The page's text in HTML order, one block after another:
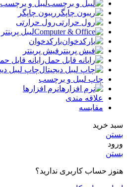
لیبل و برچسب
ریبون چاپگر
رول حرارتی
لیبل پرینتر
بارکدخوان
فیش پرینتر
رایانه قابل
چاپ لیبل
چاپ لیبل و برچسب
نرم افزارها
علاقه مندی
مقایسه
سبد خرید
بستن
ورود
بستن
هنوز حساب کاربری ندارید؟